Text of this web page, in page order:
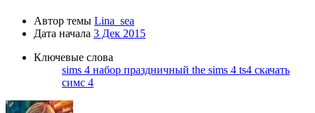
Автор темы Lina_sea
Дата начала 3 Дек 2015
Ключевые слова
sims 4 набор праздничный the sims 4 ts4 скачать
симс 4